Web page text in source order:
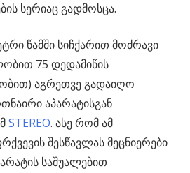
სერიაც გადმოსცა.
წამში სიჩქარით მოძრავი
75 დედამიწის
აგრეთვე გადაიღო
აპარატისგან
STEREO. ასე რომ ამ
შესწავლას მეცნიერები
საშუალებით